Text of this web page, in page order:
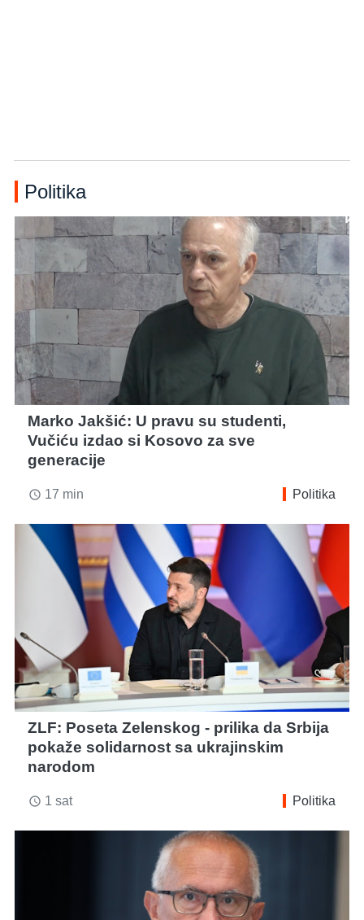
Politika
Marko Jakšić: U pravu su studenti,
Vučiću izdao si Kosovo za sve
generacije
access_time 17 min Politika
ZLF: Poseta Zelenskog - prilika da Srbija
pokaže solidarnost sa ukrajinskim
narodom
access_time 1 sat Politika